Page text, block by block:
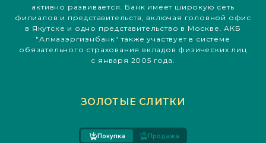
активно развивается. Банк имеет широкую сеть
филиалов и представительств, включая головной офис
в Якутске и одно представительство в Москве. АКБ
"Алмазэргиэнбанк" также участвует в системе
обязательного страхования вкладов физических лиц
с января 2005 года.
ЗОЛОТЫЕ СЛИТКИ
Покупка Продажа